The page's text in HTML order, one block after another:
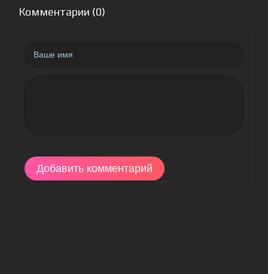
Комментарии (0)
Добавить комментарий